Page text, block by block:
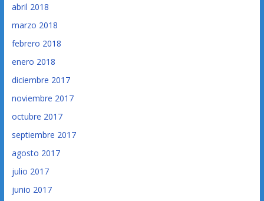
abril 2018
marzo 2018
febrero 2018
enero 2018
diciembre 2017
noviembre 2017
octubre 2017
septiembre 2017
agosto 2017
julio 2017
junio 2017